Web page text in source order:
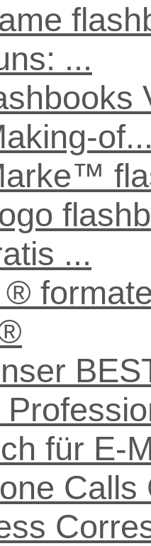
...
...
für E-
Calls